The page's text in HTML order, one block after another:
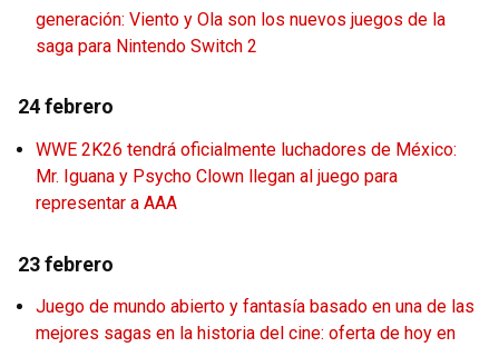
generación: Viento y Ola son los nuevos juegos de la
saga para Nintendo Switch 2
24 febrero
WWE 2K26 tendrá oficialmente luchadores de México:
Mr. Iguana y Psycho Clown llegan al juego para
representar a AAA
23 febrero
Juego de mundo abierto y fantasía basado en una de las
mejores sagas en la historia del cine: oferta de hoy en